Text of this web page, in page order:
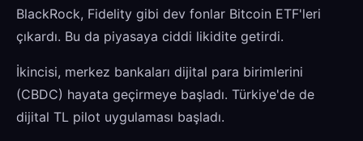
BlackRock, Fidelity gibi dev fonlar Bitcoin ETF'leri
çıkardı. Bu da piyasaya ciddi likidite getirdi.
İkincisi, merkez bankaları dijital para birimlerini
(CBDC) hayata geçirmeye başladı. Türkiye'de de
dijital TL pilot uygulaması başladı.